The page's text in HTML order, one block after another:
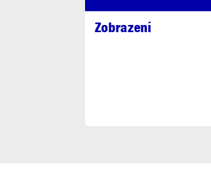
Zobrazení